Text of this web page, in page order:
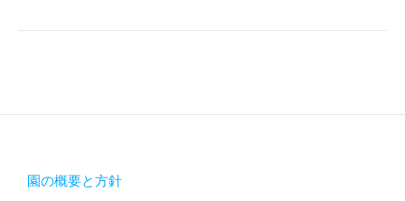
園の概要と方針